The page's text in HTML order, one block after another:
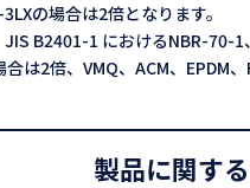
の場合は2倍となります。
B2401-1 におけるNBR-70-
は2倍、VMQ、ACM、EPDM
製品に関す